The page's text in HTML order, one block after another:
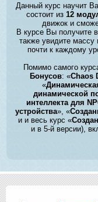
Данный курс научит
состоит из 12
движок и
В курсе Вы получите
также увидите массу
почти к каждому
Помимо самого
Бонусов: «Chaos
«
динамической
интеллекта для
устройства», «
и и весь курс «
и в 5-й версии),